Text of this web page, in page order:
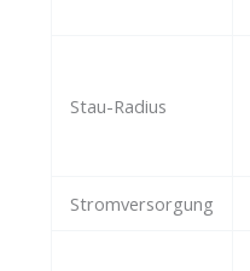
Stau-Radius
Stromversorgung